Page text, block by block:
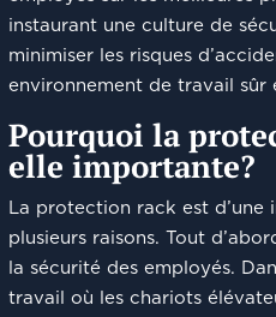
instaurant une culture de
minimiser les risques
environnement de travail sûr
Pourquoi la
elle importante?
La protection rack est
plusieurs raisons. Tout
la sécurité des employés.
travail où les chariots